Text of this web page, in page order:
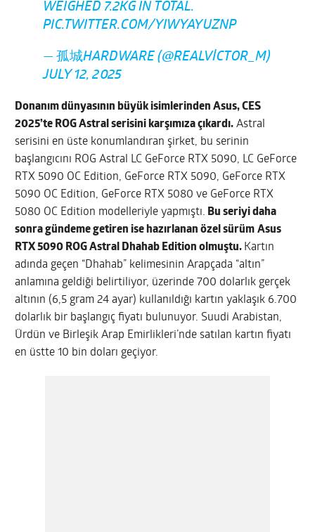
WEIGHED 7.2KG IN TOTAL.
PIC.TWITTER.COM/YIWYAYUZNP
— 孤城HARDWARE (@REALVICTOR_M)
JULY 12, 2025
Donanım dünyasının büyük isimlerinden Asus, CES
2025’te ROG Astral serisini karşımıza çıkardı. Astral
serisini en üste konumlandıran şirket, bu serinin
başlangıcını ROG Astral LC GeForce RTX 5090, LC GeForce
RTX 5090 OC Edition, GeForce RTX 5090, GeForce RTX
5090 OC Edition, GeForce RTX 5080 ve GeForce RTX
5080 OC Edition modelleriyle yapmıştı. Bu seriyi daha
sonra gündeme getiren ise hazırlanan özel sürüm Asus
RTX 5090 ROG Astral Dhahab Editionolmuştu. Kartın
adında geçen “Dhahab” kelimesinin Arapçada “altın”
anlamına geldiği belirtiliyor, üzerinde 700 dolarlık gerçek
altının (6,5 gram 24 ayar) kullanıldığı kartın yaklaşık 6.700
dolarlık bir başlangıç fiyatı bulunuyor. Suudi Arabistan,
Ürdün ve Birleşik Arap Emirlikleri’nde satılan kartın fiyatı
en üstte 10 bin doları geçiyor.